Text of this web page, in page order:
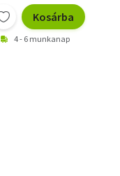
Kosárba
4 - 6 munkanap